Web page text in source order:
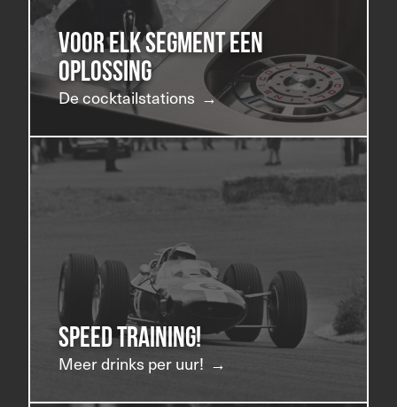
Voor elk segment een
oplossing
De cocktailstations
Speed training!
Meer drinks per uur!